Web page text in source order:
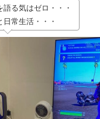
語る気はゼロ・・・
常生活・・・